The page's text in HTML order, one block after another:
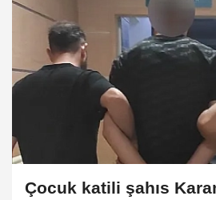
Çocuk katili şahıs